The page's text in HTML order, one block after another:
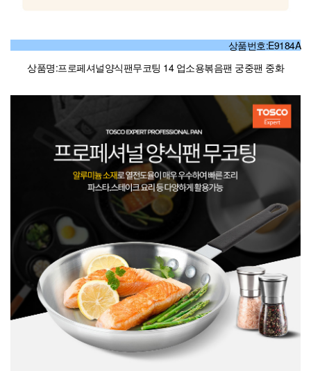
상품번호:E9184A
상품명:프로페셔널양식팬무코팅 14 업소용볶음팬 궁중팬 중화